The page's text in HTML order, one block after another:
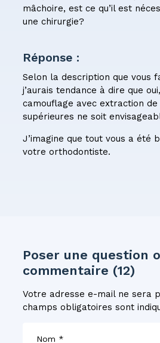
mâchoire, est ce qu’il est
une chirurgie?
Réponse :
Selon la description que vous
j’aurais tendance à dire que
camouflage avec extraction
supérieures ne soit
J’imagine que tout vous a été
votre orthodontiste.
Poser une question
commentaire (12)
Votre adresse e-mail ne sera
champs obligatoires sont